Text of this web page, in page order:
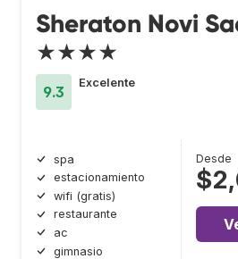
Sheraton Novi
★★★★
9.3
Excelente
spa
estacionamiento
wifi (gratis)
restaurante
ac
gimnasio
Desde